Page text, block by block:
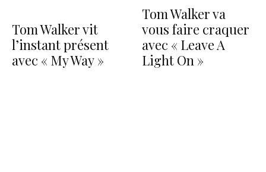
Tom Walker vit
l’instant présent
avec « My Way »
Tom Walker va
vous faire craquer
avec « Leave A
Light On »